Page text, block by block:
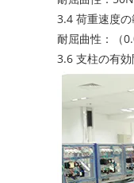
3.4 荷重速度
耐屈曲性：（
3.6 支柱の有